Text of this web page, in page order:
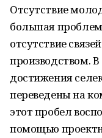
Отсутствие
большая
отсутствие
производством. В
достижения
переведены на
этот пробел
помощью